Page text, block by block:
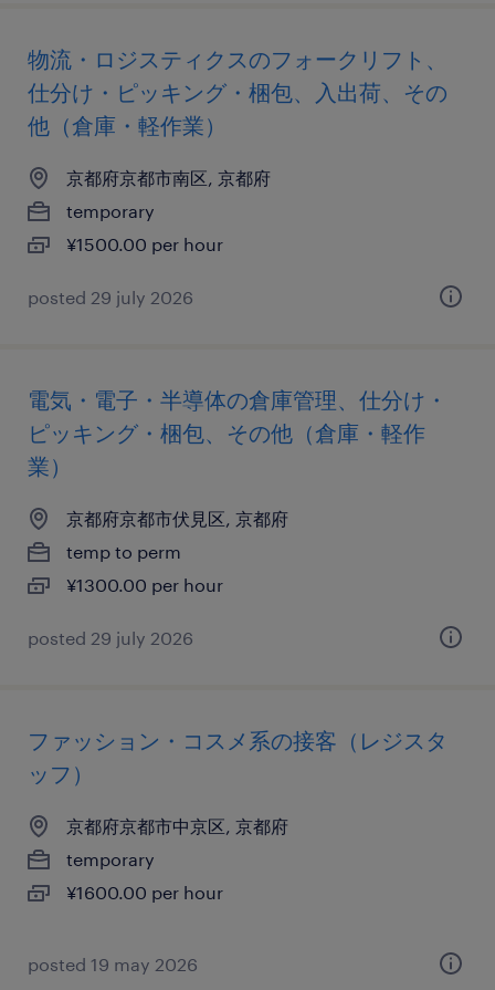
物流・ロジスティクスのフォークリフト、
仕分け・ピッキング・梱包、入出荷、その
他（倉庫・軽作業）
京都府京都市南区, 京都府
temporary
¥1500.00 per hour
posted 29 july 2026
電気・電子・半導体の倉庫管理、仕分け・
ピッキング・梱包、その他（倉庫・軽作
業）
京都府京都市伏見区, 京都府
temp to perm
¥1300.00 per hour
posted 29 july 2026
ファッション・コスメ系の接客（レジスタ
ッフ）
京都府京都市中京区, 京都府
temporary
¥1600.00 per hour
posted 19 may 2026